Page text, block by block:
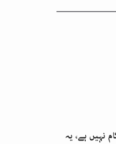
نہیں ہے، یہ